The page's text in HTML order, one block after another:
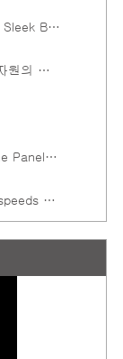
Flexible Open Frame Panel PC Enables Sleek Blood Analyzer Design
PanKonix HMI 적용사- 석유 & 가스, 수자원의 데이터 시각화
Case Study-Checkweigher-Open Frame Panel PC-SP2
Solution Brief: All-in-one Smart Panel speeds human-machine interaction device development